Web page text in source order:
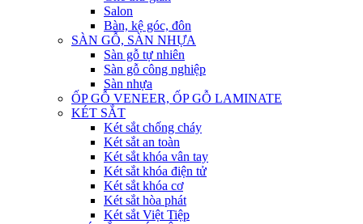
Salon
Bàn, kệ góc, đôn
SÀN GỖ, SÀN NHỰA
Sàn gỗ tự nhiên
Sàn gỗ công nghiệp
Sàn nhựa
ỐP GỖ VENEER, ỐP GỖ LAMINATE
KÉT SẮT
Két sắt chống cháy
Két sắt an toàn
Két sắt khóa vân tay
Két sắt khóa điện tử
Két sắt khóa cơ
Két sắt hòa phát
Két sắt Việt Tiệp